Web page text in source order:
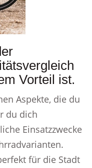
Vorteil ist.
Aspekte, die du
du dich
Einsatzzwecke
für die Stadt